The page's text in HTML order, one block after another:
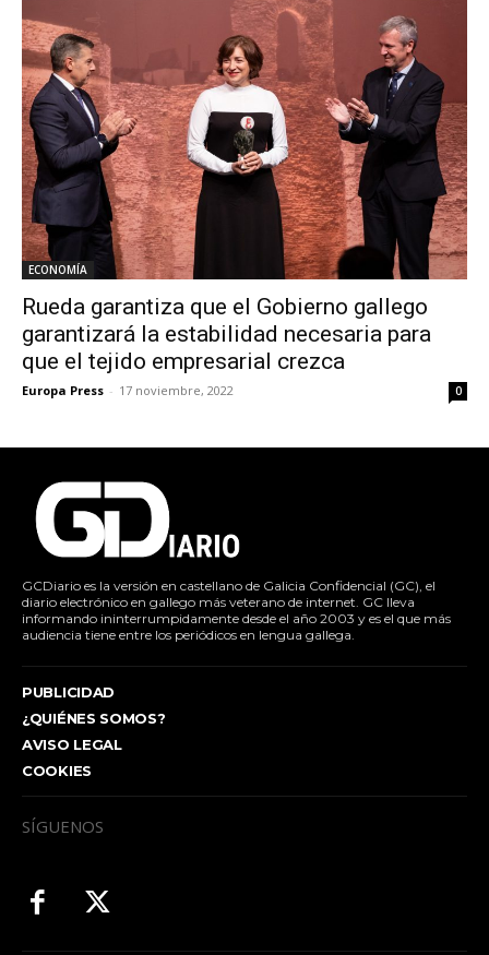
ECONOMÍA
Rueda garantiza que el Gobierno gallego
garantizará la estabilidad necesaria para
que el tejido empresarial crezca
Europa Press - 17 noviembre, 2022 0
GCDiario es la versión en castellano de Galicia Confidencial (GC), el
diario electrónico en gallego más veterano de internet. GC lleva
informando ininterrumpidamente desde el año 2003 y es el que más
audiencia tiene entre los periódicos en lengua gallega.
PUBLICIDAD
¿QUIÉNES SOMOS?
AVISO LEGAL
COOKIES
SÍGUENOS